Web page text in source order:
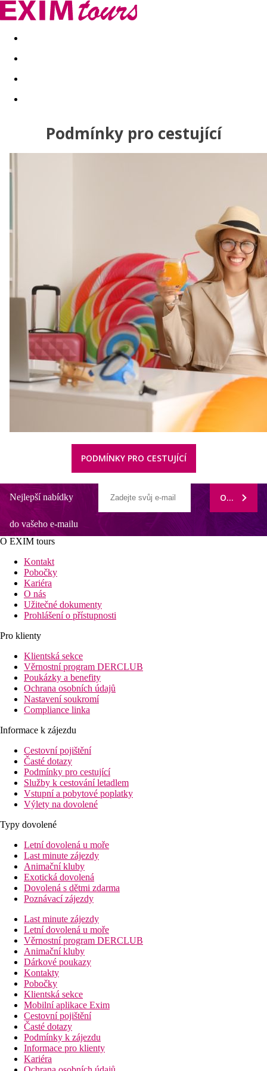
Akční nabídky Last minute
Podmínky pro cestující
PODMÍNKY PRO CESTUJÍCÍ
Nejlepší nabídky
do vašeho e-mailu
ODEBÍRAT
O EXIM tours
Kontakt
Pobočky
Kariéra
O nás
Užitečné dokumenty
Prohlášení o přístupnosti
Pro klienty
Klientská sekce
Věrnostní program DERCLUB
Poukázky a benefity
Ochrana osobních údajů
Nastavení soukromí
Compliance linka
Informace k zájezdu
Cestovní pojištění
Časté dotazy
Podmínky pro cestující
Služby k cestování letadlem
Vstupní a pobytové poplatky
Výlety na dovolené
Typy dovolené
Letní dovolená u moře
Last minute zájezdy
Animační kluby
Exotická dovolená
Dovolená s dětmi zdarma
Poznávací zájezdy
Last minute zájezdy
Letní dovolená u moře
Věrnostní program DERCLUB
Animační kluby
Dárkové poukazy
Kontakty
Pobočky
Klientská sekce
Mobilní aplikace Exim
Cestovní pojištění
Časté dotazy
Podmínky k zájezdu
Informace pro klienty
Kariéra